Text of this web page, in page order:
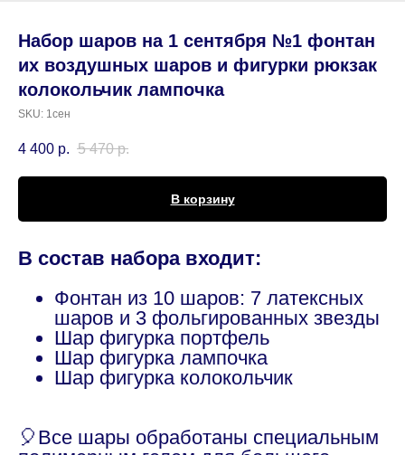
Набор шаров на 1 сентября №1 фонтан
их воздушных шаров и фигурки рюкзак
колокольчик лампочка
SKU: 1сен
4 400 р. 5 470 р.
В корзину
В состав набора входит:
Фонтан из 10 шаров: 7 латексных
шаров и 3 фольгированных звезды
Шар фигурка портфель
Шар фигурка лампочка
Шар фигурка колокольчик
🎈Все шары обработаны специальным